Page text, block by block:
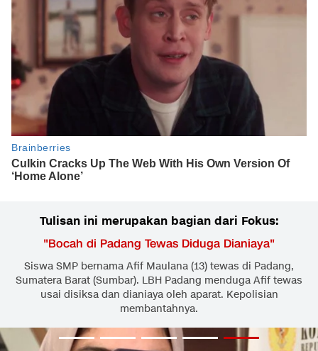
Tulisan ini merupakan bagian dari Fokus:
"Bocah di Padang Tewas Diduga Dianiaya"
Siswa SMP bernama Afif Maulana (13) tewas di Padang,
Sumatera Barat (Sumbar). LBH Padang menduga Afif tewas
usai disiksa dan dianiaya oleh aparat. Kepolisian
membantahnya.